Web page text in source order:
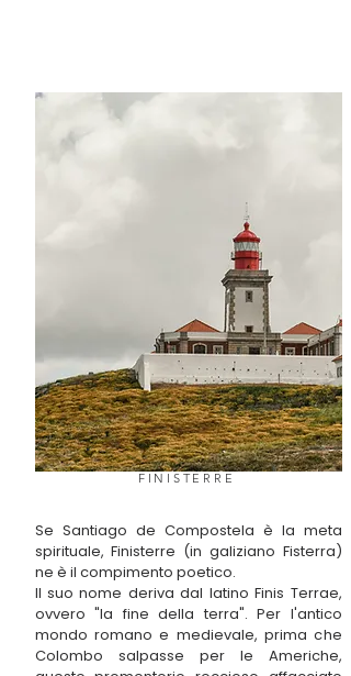
FINISTERRE
Se Santiago de Compostela è la meta
spirituale, Finisterre (in galiziano Fisterra)
ne è il compimento poetico.
Il suo nome deriva dal latino Finis Terrae,
ovvero "la fine della terra". Per l'antico
mondo romano e medievale, prima che
Colombo salpasse per le Americhe,